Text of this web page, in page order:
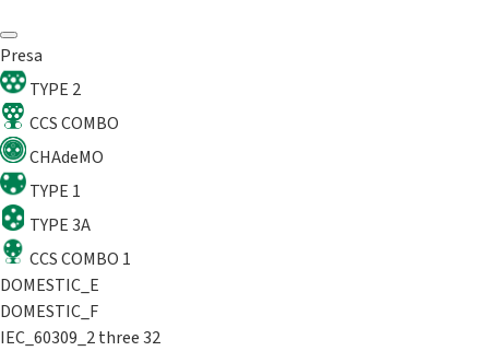
Presa
TYPE 2
CCS COMBO
CHAdeMO
TYPE 1
TYPE 3A
CCS COMBO 1
DOMESTIC_E
DOMESTIC_F
IEC_60309_2 three 32